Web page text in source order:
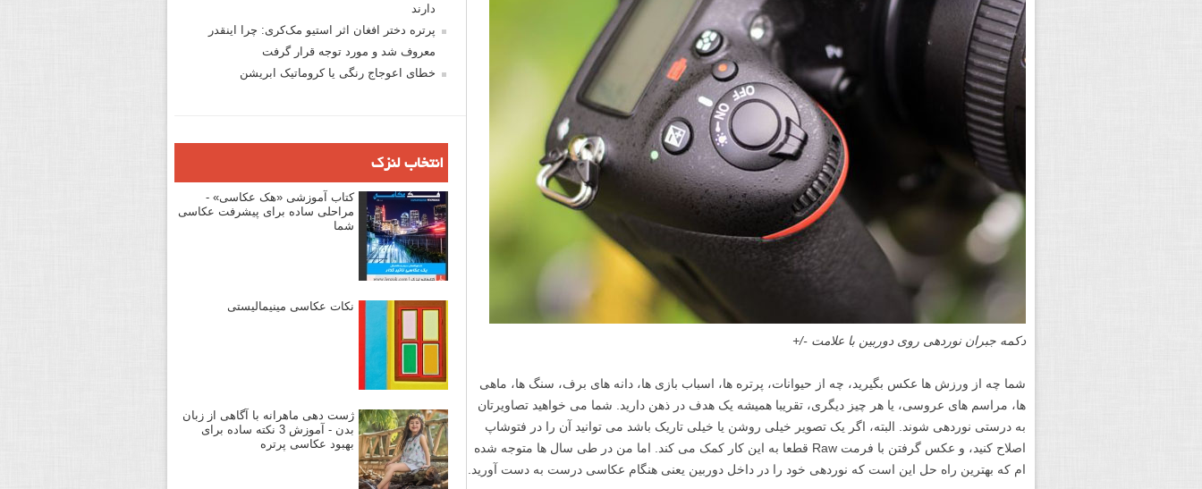
دکمه جبران نوردهی روی دوربین با علامت -/+
شما چه از ورزش ها عکس بگیرید، چه از حیوانات، پرتره ها، اسباب بازی ها، دانه های برف، سنگ ها، ماهی
ها، مراسم های عروسی، یا هر چیز دیگری، تقریبا همیشه یک هدف در ذهن دارید. شما می خواهید تصاویرتان
به درستی نوردهی شوند. البته، اگر یک تصویر خیلی روشن یا خیلی تاریک باشد می توانید آن را در فتوشاپ
اصلاح کنید، و عکس گرفتن با فرمت Raw قطعا به این کار کمک می کند. اما من در طی سال ها متوجه شده
ام که بهترین راه حل این است که نوردهی خود را در داخل دوربین یعنی هنگام عکاسی درست به دست آورید.
دارند
پرتره دختر افغان اثر استیو مک‌کری: چرا اینقدر
معروف شد و مورد توجه قرار گرفت
خطای اعوجاج رنگی یا کروماتیک ابریشن
انتخاب لنزک
کتاب آموزشی «هک عکاسی» -
مراحلی ساده برای پیشرفت عکاسی
شما
نکات عکاسی مینیمالیستی
ژست دهی ماهرانه با آگاهی از زبان
بدن - آموزش 3 نکته ساده برای
بهبود عکاسی پرتره